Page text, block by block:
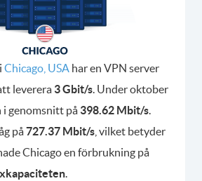
Chicago, USA har en VPN server
leverera 3 Gbit/s. Under oktober
i genomsnitt på 398.62 Mbit/s.
på727.37 Mbit/s , vilket betyder
Chicago en förbrukning på
.